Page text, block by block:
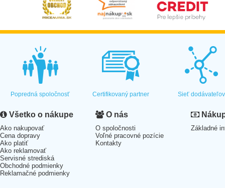
Popredná spoločnosť Certifikovaný partner Sieť dodávateľov
Všetko o nákupe
Ako nakupovať
Cena dopravy
Ako platiť
Ako reklamovať
Servisné strediská
Obchodné podmienky
Reklamačné podmienky
O nás
O spoločnosti
Voľné pracovné pozície
Kontakty
Základné